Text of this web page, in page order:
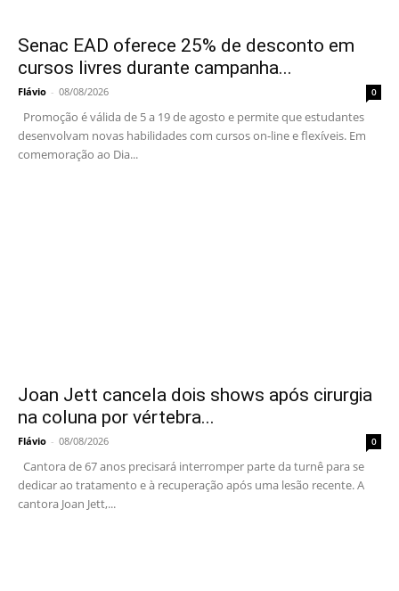
Senac EAD oferece 25% de desconto em
cursos livres durante campanha...
Flávio - 08/08/2026 0
Promoção é válida de 5 a 19 de agosto e permite que estudantes
desenvolvam novas habilidades com cursos on-line e flexíveis. Em
comemoração ao Dia...
Joan Jett cancela dois shows após cirurgia
na coluna por vértebra...
Flávio - 08/08/2026 0
Cantora de 67 anos precisará interromper parte da turnê para se
dedicar ao tratamento e à recuperação após uma lesão recente. A
cantora Joan Jett,...